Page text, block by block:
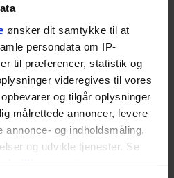
ønsker dit samtykke til at
persondata om IP-
til præferencer, statistik og
videregives til vores
og tilgår oplysninger
målrettede annoncer, levere
og indholdsmåling,
og udvikle tjenester. Se
dreng er
selv
portræt om
frygten for
og den
at give slip